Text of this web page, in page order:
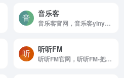
音乐客
音乐客官网，音乐客yinyueke，net 具有音乐搜索，播放，下载，歌词同步显示，个人音乐播放列表同步等功能。
听听FM
听听FM官网，听听FM-把美好送到你耳边